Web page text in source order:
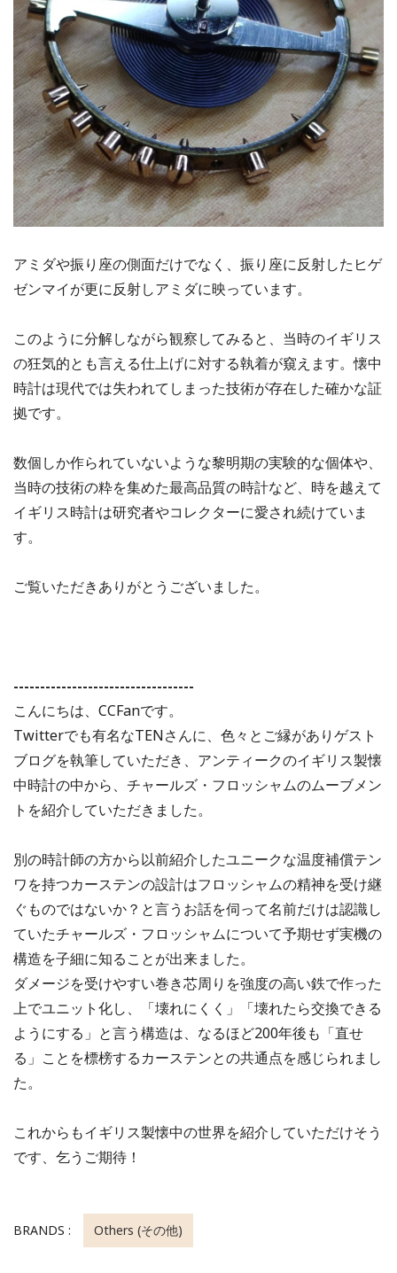
アミダや振り座の側面だけでなく、振り座に反射したヒゲ
ゼンマイが更に反射しアミダに映っています。
このように分解しながら観察してみると、当時のイギリス
の狂気的とも言える仕上げに対する執着が窺えます。懐中
時計は現代では失われてしまった技術が存在した確かな証
拠です。
数個しか作られていないような黎明期の実験的な個体や、
当時の技術の粋を集めた最高品質の時計など、時を越えて
イギリス時計は研究者やコレクターに愛され続けていま
す。
ご覧いただきありがとうございました。
----------------------------------
こんにちは、CCFanです。
Twitterでも有名なTENさんに、色々とご縁がありゲスト
ブログを執筆していただき、アンティークのイギリス製懐
中時計の中から、チャールズ・フロッシャムのムーブメン
トを紹介していただきました。
別の時計師の方から以前紹介したユニークな温度補償テン
ワを持つカーステンの設計はフロッシャムの精神を受け継
ぐものではないか？と言うお話を伺って名前だけは認識し
ていたチャールズ・フロッシャムについて予期せず実機の
構造を子細に知ることが出来ました。
ダメージを受けやすい巻き芯周りを強度の高い鉄で作った
上でユニット化し、「壊れにくく」「壊れたら交換できる
ようにする」と言う構造は、なるほど200年後も「直せ
る」ことを標榜するカーステンとの共通点を感じられまし
た。
これからもイギリス製懐中の世界を紹介していただけそう
です、乞うご期待！
BRANDS : Others (その他)